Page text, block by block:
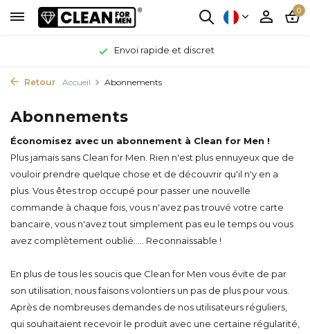
0
Envoi rapide et discret
Retour Accueil Abonnements
Abonnements
Économisez avec un abonnement à Clean for Men !
Plus jamais sans Clean for Men. Rien n'est plus ennuyeux que de
vouloir prendre quelque chose et de découvrir qu'il n'y en a
plus. Vous êtes trop occupé pour passer une nouvelle
commande à chaque fois, vous n'avez pas trouvé votre carte
bancaire, vous n'avez tout simplement pas eu le temps ou vous
avez complètement oublié..... Reconnaissable !
En plus de tous les soucis que Clean for Men vous évite de par
son utilisation, nous faisons volontiers un pas de plus pour vous.
Après de nombreuses demandes de nos utilisateurs réguliers,
qui souhaitaient recevoir le produit avec une certaine régularité,